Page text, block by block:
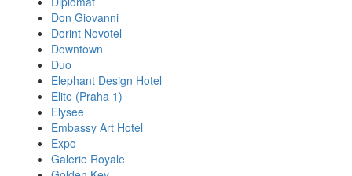
Don Giovanni
Dorint Novotel
Downtown
Duo
Elephant Design Hotel
Elite (Praha 1)
Elysee
Embassy Art Hotel
Expo
Galerie Royale